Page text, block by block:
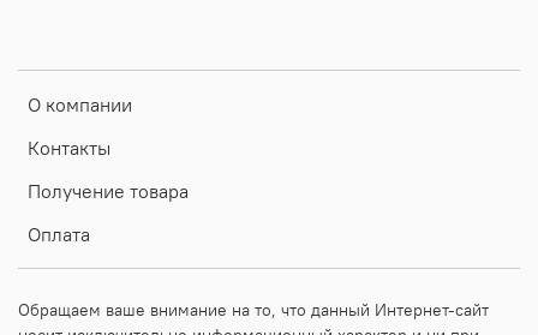
О компании
Контакты
Получение товара
Оплата
Обращаем ваше внимание на то, что данный Интернет-сайт